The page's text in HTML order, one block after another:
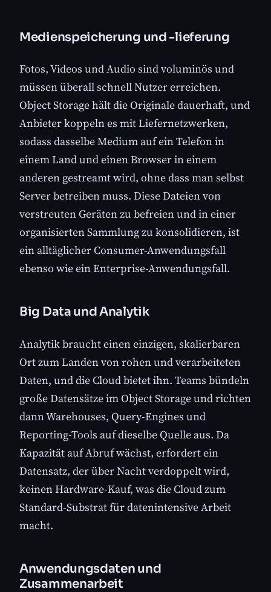
Medienspeicherung und -lieferung
Fotos, Videos und Audio sind voluminös und
müssen überall schnell Nutzer erreichen.
Object Storage hält die Originale dauerhaft, und
Anbieter koppeln es mit Liefernetzwerken,
sodass dasselbe Medium auf ein Telefon in
einem Land und einen Browser in einem
anderen gestreamt wird, ohne dass man selbst
Server betreiben muss. Diese Dateien von
verstreuten Geräten zu befreien und in einer
organisierten Sammlung zu konsolidieren, ist
ein alltäglicher Consumer-Anwendungsfall
ebenso wie ein Enterprise-Anwendungsfall.
Big Data und Analytik
Analytik braucht einen einzigen, skalierbaren
Ort zum Landen von rohen und verarbeiteten
Daten, und die Cloud bietet ihn. Teams bündeln
große Datensätze im Object Storage und richten
dann Warehouses, Query-Engines und
Reporting-Tools auf dieselbe Quelle aus. Da
Kapazität auf Abruf wächst, erfordert ein
Datensatz, der über Nacht verdoppelt wird,
keinen Hardware-Kauf, was die Cloud zum
Standard-Substrat für datenintensive Arbeit
macht.
Anwendungsdaten und
Zusammenarbeit